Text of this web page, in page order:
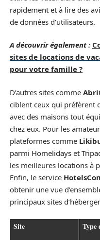
rapidement et à lire des
de données d’utilisateurs.
A découvrir également :
sites de locations de
pour votre famille ?
D’autres sites comme
ciblent ceux qui préfèrent
avec des maisons tout
chez eux. Pour les
plateformes comme
parmi Homelidays et
les meilleures locations à
Enfin, le service
obtenir une vue
principaux sites
Site Type